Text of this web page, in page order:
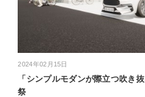
2024年02月15日
「シンプルモダンが際立つ吹き
祭